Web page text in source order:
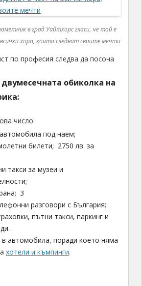
в град Уайтхорс гласи, че той е
хора, които следват своите мечти
по професия следва да посоча
обиколка на
число:
под наем;
билети; 2750 лв. за
такси за музеи и
3
разговори с България;
пътни такси, паркинг и
автомобила, поради което няма
хотели и къмпинги.